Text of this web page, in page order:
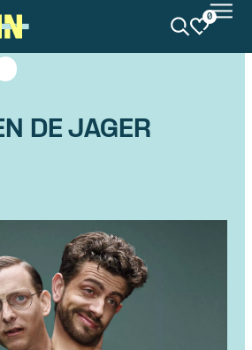
Skip navigatie
0
DE JAGER